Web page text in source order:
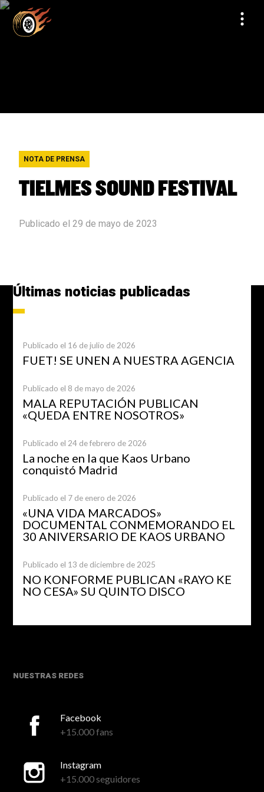
NOTA DE PRENSA
TIELMES SOUND FESTIVAL
Publicado el 29 de mayo de 2023
Últimas noticias publicadas
Publicado el 16 de julio de 2026
FUET! SE UNEN A NUESTRA AGENCIA
Publicado el 8 de mayo de 2026
MALA REPUTACIÓN PUBLICAN
«QUEDA ENTRE NOSOTROS»
Publicado el 24 de febrero de 2026
La noche en la que Kaos Urbano
conquistó Madrid
Publicado el 7 de enero de 2026
«UNA VIDA MARCADOS»
DOCUMENTAL CONMEMORANDO EL
30 ANIVERSARIO DE KAOS URBANO
Publicado el 13 de diciembre de 2025
NO KONFORME PUBLICAN «RAYO KE
NO CESA» SU QUINTO DISCO
NUESTRAS REDES
Facebook
+15.000 fans
Instagram
+15.000 seguidores